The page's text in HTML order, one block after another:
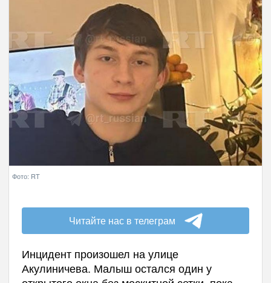
Фото: RT
Читайте нас в телеграм
Инцидент произошел на улице
Акулиничева. Малыш остался один у